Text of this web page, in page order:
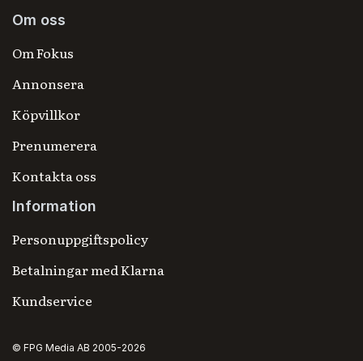
Om oss
Om Fokus
Annonsera
Köpvillkor
Prenumerera
Kontakta oss
Information
Personuppgiftspolicy
Betalningar med Klarna
Kundservice
© FPG Media AB 2005-2026